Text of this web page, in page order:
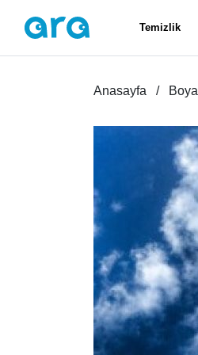
Temizlik
Anasayfa Boya